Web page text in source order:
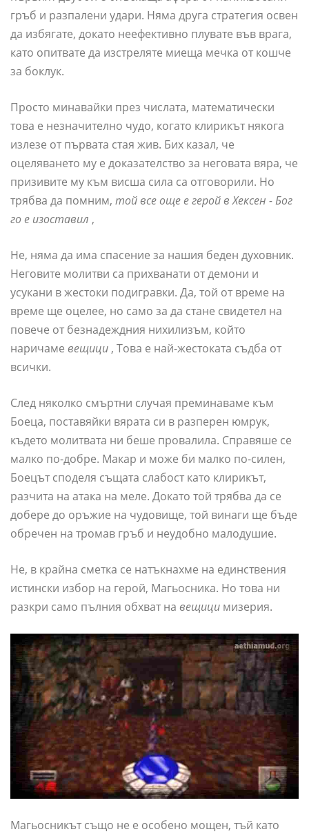
гръб и разпалени удари. Няма друга стратегия освен
да избягате, докато неефективно плувате във врага,
като опитвате да изстреляте миеща мечка от кошче
за боклук.
Просто минавайки през числата, математически
това е незначително чудо, когато клирикът някога
излезе от първата стая жив. Бих казал, че
оцеляването му е доказателство за неговата вяра, че
призивите му към висша сила са отговорили. Но
трябва да помним, той все още е герой в Хексен - Бог
го е изоставил ,
Не, няма да има спасение за нашия беден духовник.
Неговите молитви са прихванати от демони и
усукани в жестоки подигравки. Да, той от време на
време ще оцелее, но само за да стане свидетел на
повече от безнадеждния нихилизъм, който
наричаме вещици , Това е най-жестоката съдба от
всички.
След няколко смъртни случая преминаваме към
Боеца, поставяйки вярата си в разперен юмрук,
където молитвата ни беше провалила. Справяше се
малко по-добре. Макар и може би малко по-силен,
Боецът споделя същата слабост като клирикът,
разчита на атака на меле. Докато той трябва да се
добере до оръжие на чудовище, той винаги ще бъде
обречен на тромав гръб и неудобно малодушие.
Не, в крайна сметка се натъкнахме на единствения
истински избор на герой, Магьосника. Но това ни
разкри само пълния обхват на вещици мизерия.
Магьосникът също не е особено мощен, тъй като